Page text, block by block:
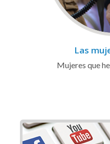
Las
Mujeres que